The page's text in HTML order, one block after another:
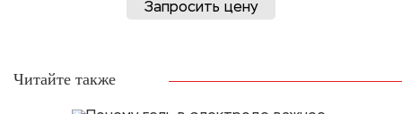
Запросить цену
Читайте также